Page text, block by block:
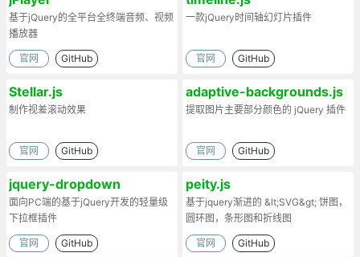
基于jQuery的全平台全终端音频、视频
播放器
官网 GitHub
一款jQuery时间轴幻灯片插件
官网 GitHub
Stellar.js
制作视差滚动效果
官网 GitHub
adaptive-backgrounds.js
提取图片主要部分颜色的 jQuery 插件
官网 GitHub
jquery-dropdown
面向PC端的基于jQuery开发的轻量级
下拉框插件
官网 GitHub
peity.js
基于jquery渐进的 &lt;SVG&gt; 饼图，
圆环图，条形图和折线图
官网 GitHub